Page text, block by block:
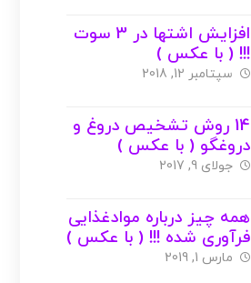
افزایش اشتها در 3 سوت
!!! ( با عکس )
سپتامبر 12, 2018
14 روش تشخیص دروغ و
دروغگو ( با عکس )
جولای 9, 2017
همه چیز درباره موادغذایی
فرآوری شده !!! ( با عکس )
مارس 1, 2019